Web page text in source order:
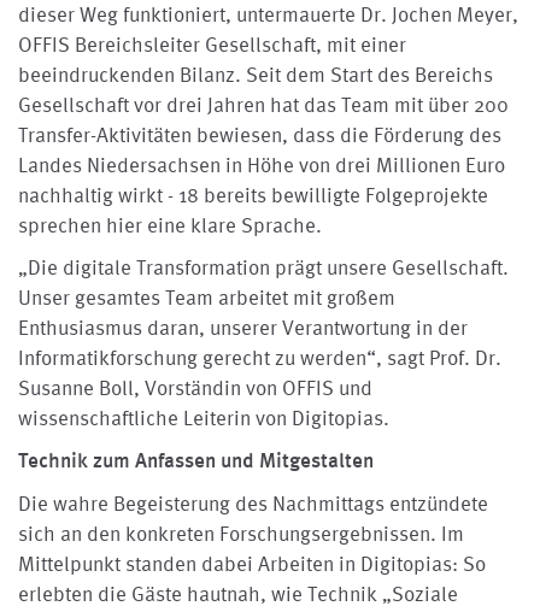
dieser Weg funktioniert, untermauerte Dr. Jochen Meyer,
OFFIS Bereichsleiter Gesellschaft, mit einer
beeindruckenden Bilanz. Seit dem Start des Bereichs
Gesellschaft vor drei Jahren hat das Team mit über 200
Transfer-Aktivitäten bewiesen, dass die Förderung des
Landes Niedersachsen in Höhe von drei Millionen Euro
nachhaltig wirkt - 18 bereits bewilligte Folgeprojekte
sprechen hier eine klare Sprache.
„Die digitale Transformation prägt unsere Gesellschaft.
Unser gesamtes Team arbeitet mit großem
Enthusiasmus daran, unserer Verantwortung in der
Informatikforschung gerecht zu werden“, sagt Prof. Dr.
Susanne Boll, Vorständin von OFFIS und
wissenschaftliche Leiterin von Digitopias.
Technik zum Anfassen und Mitgestalten
Die wahre Begeisterung des Nachmittags entzündete
sich an den konkreten Forschungsergebnissen. Im
Mittelpunkt standen dabei Arbeiten in Digitopias: So
erlebten die Gäste hautnah, wie Technik „Soziale